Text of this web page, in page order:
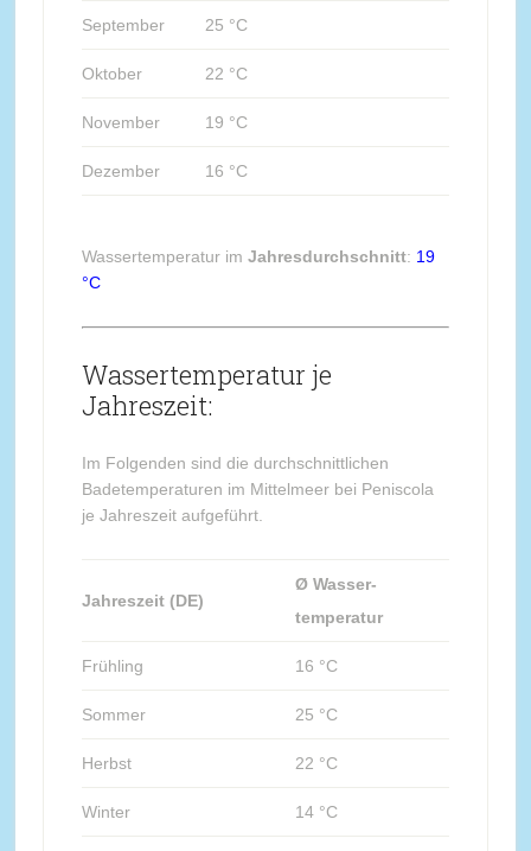
September 25 °C
Oktober 22 °C
November 19 °C
Dezember 16 °C
Wassertemperatur im Jahresdurchschnitt: 19
°C
Wassertemperatur je
Jahreszeit:
Im Folgenden sind die durchschnittlichen
Badetemperaturen im Mittelmeer bei Peniscola
je Jahreszeit aufgeführt.
Jahreszeit (DE)
Ø Wasser-
temperatur
Frühling 16 °C
Sommer 25 °C
Herbst 22 °C
Winter 14 °C